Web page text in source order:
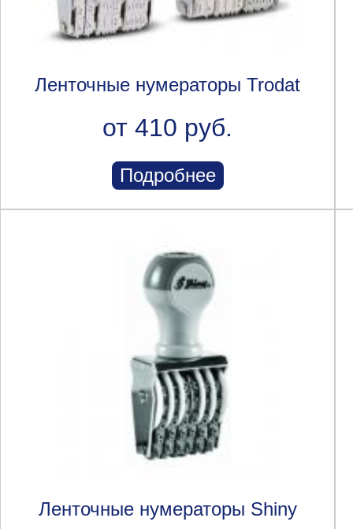
Ленточные нумераторы Trodat
от 410 руб.
Подробнее
Ленточные нумераторы Shiny